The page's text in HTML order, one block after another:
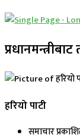
हरियो पाटी
समाचार